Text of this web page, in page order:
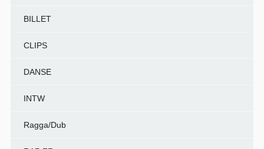
BILLET
CLIPS
DANSE
INTW
Ragga/Dub